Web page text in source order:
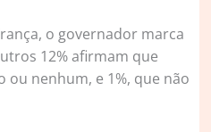
o governador marca
12% afirmam que
nenhum, e 1%, que não